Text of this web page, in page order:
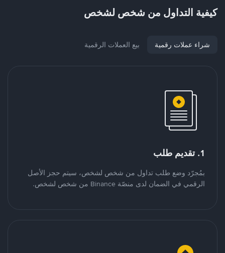
كيفية التداول من شخص لشخص
شراء عملات رقمية بيع العملات الرقمية
1. تقديم طلب
بمُجرّد وضع طلب تداول من شخص لشخص، سيتم حجز الأصل
الرقمي في الضمان لدى منصّة Binance من شخص لشخص.